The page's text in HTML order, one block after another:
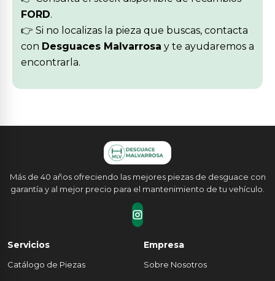
FORD.
👉 Si no localizas la pieza que buscas, contacta
con Desguaces Malvarrosa y te ayudaremos a
encontrarla.
Más de 40 años ofreciendo las mejores piezas de desguace con
garantía y al mejor precio para el mantenimiento de tu vehículo.
Servicios
Catálogo de Piezas
Empresa
Sobre Nosotros